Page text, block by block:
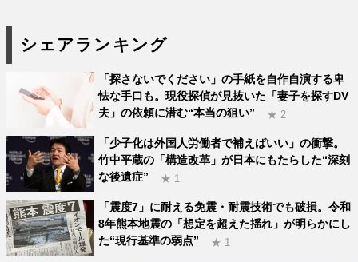
シェアランキング
「探さないでください」の手紙を自作自演する卑
怯な手口も。現役探偵が見抜いた「妻子を探すDV
夫」の依頼に潜む“本当の狙い”
★ 2
「少子化は外国人労働者で補えばいい」の衝撃。
竹中平蔵の「構造改革」が日本にもたらした“深刻
な後遺症”
★ 1
「震度7」に耐える免震・耐震技術でも破損。令和
8年熊本地震の「想定を超えた揺れ」が明らかにし
た“現行基準の弱点”
★ 1